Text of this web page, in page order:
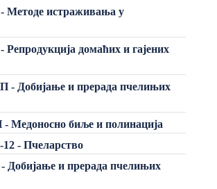
Методе истраживања у
домаћих и гајених
Добијање и прерада пчелињих
биље и полинација
- Пчеларство
и прерада пчелињих